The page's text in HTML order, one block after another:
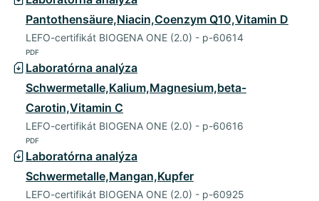
Pantothensäure,Niacin,Coenzym Q10,Vitamin D
LEFO-certifikát BIOGENA ONE (2.0) - p-60614
PDF
Laboratórna analýza
Schwermetalle,Kalium,Magnesium,beta-
Carotin,Vitamin C
LEFO-certifikát BIOGENA ONE (2.0) - p-60616
PDF
Laboratórna analýza
Schwermetalle,Mangan,Kupfer
LEFO-certifikát BIOGENA ONE (2.0) - p-60925